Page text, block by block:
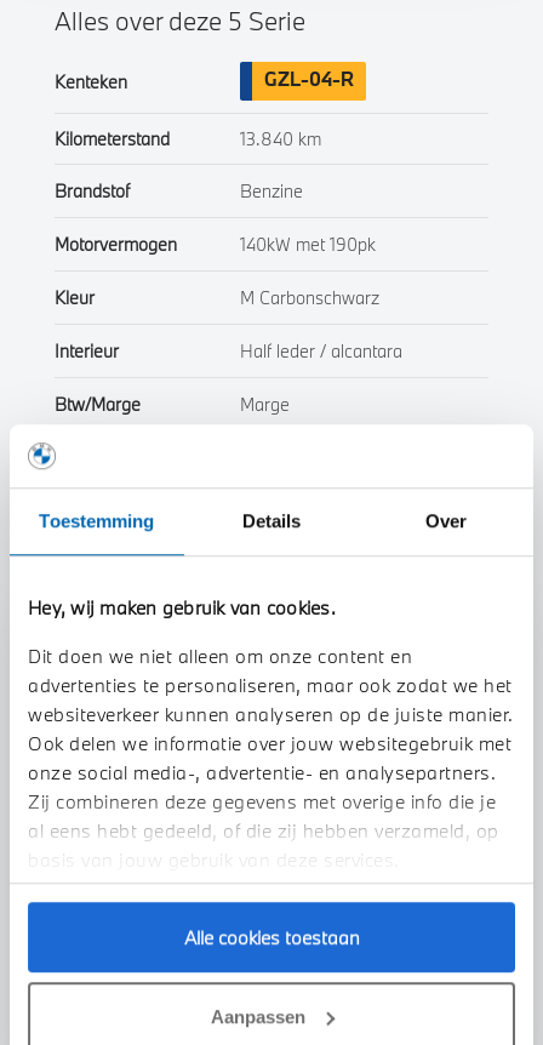
Toestemming Details Over
Hey, wij maken gebruik van cookies.
Dit doen we niet alleen om onze content en
advertenties te personaliseren, maar ook zodat we het
websiteverkeer kunnen analyseren op de juiste manier.
Ook delen we informatie over jouw websitegebruik met
onze social media-, advertentie- en analysepartners.
Zij combineren deze gegevens met overige info die je
al eens hebt gedeeld, of die zij hebben verzameld, op
basis van jouw gebruik van deze services.
Alle cookies toestaan
Aanpassen
Uw auto inruilen?
U vertelt meer over uw auto
We verrekenen de waarde van uw auto
Alles over deze 5 Serie
Kenteken GZL-04-R
Kilometerstand 13.840 km
Brandstof Benzine
Motorvermogen 140kW met 190pk
Kleur M Carbonschwarz
Interieur Half leder / alcantara
Btw/Marge Marge
Toon alle eigenschappen